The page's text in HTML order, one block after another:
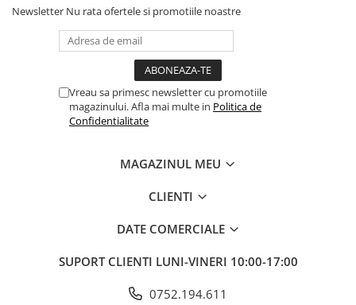
Carcasa Cheie Fiat
Carcasa Cheie Ford
Carcasa Cheie Hyundai
Carcasa Cheie Mercedes Benz
Carcasa Cheie Opel
Carcasa Cheie Peugeot
Carcasa Cheie Skoda
Carcasa Cheie Volkswagen
Huse Volan Auto
Huse Volan cu Ac si Ata
Newsletter Nu rata ofertele si promotiile noastre
Vreau sa primesc newsletter cu promotiile
magazinului. Afla mai multe in Politica de
Confidentialitate
MAGAZINUL MEU
CLIENTI
DATE COMERCIALE
SUPORT CLIENTI LUNI-VINERI 10:00-17:00
0752.194.611